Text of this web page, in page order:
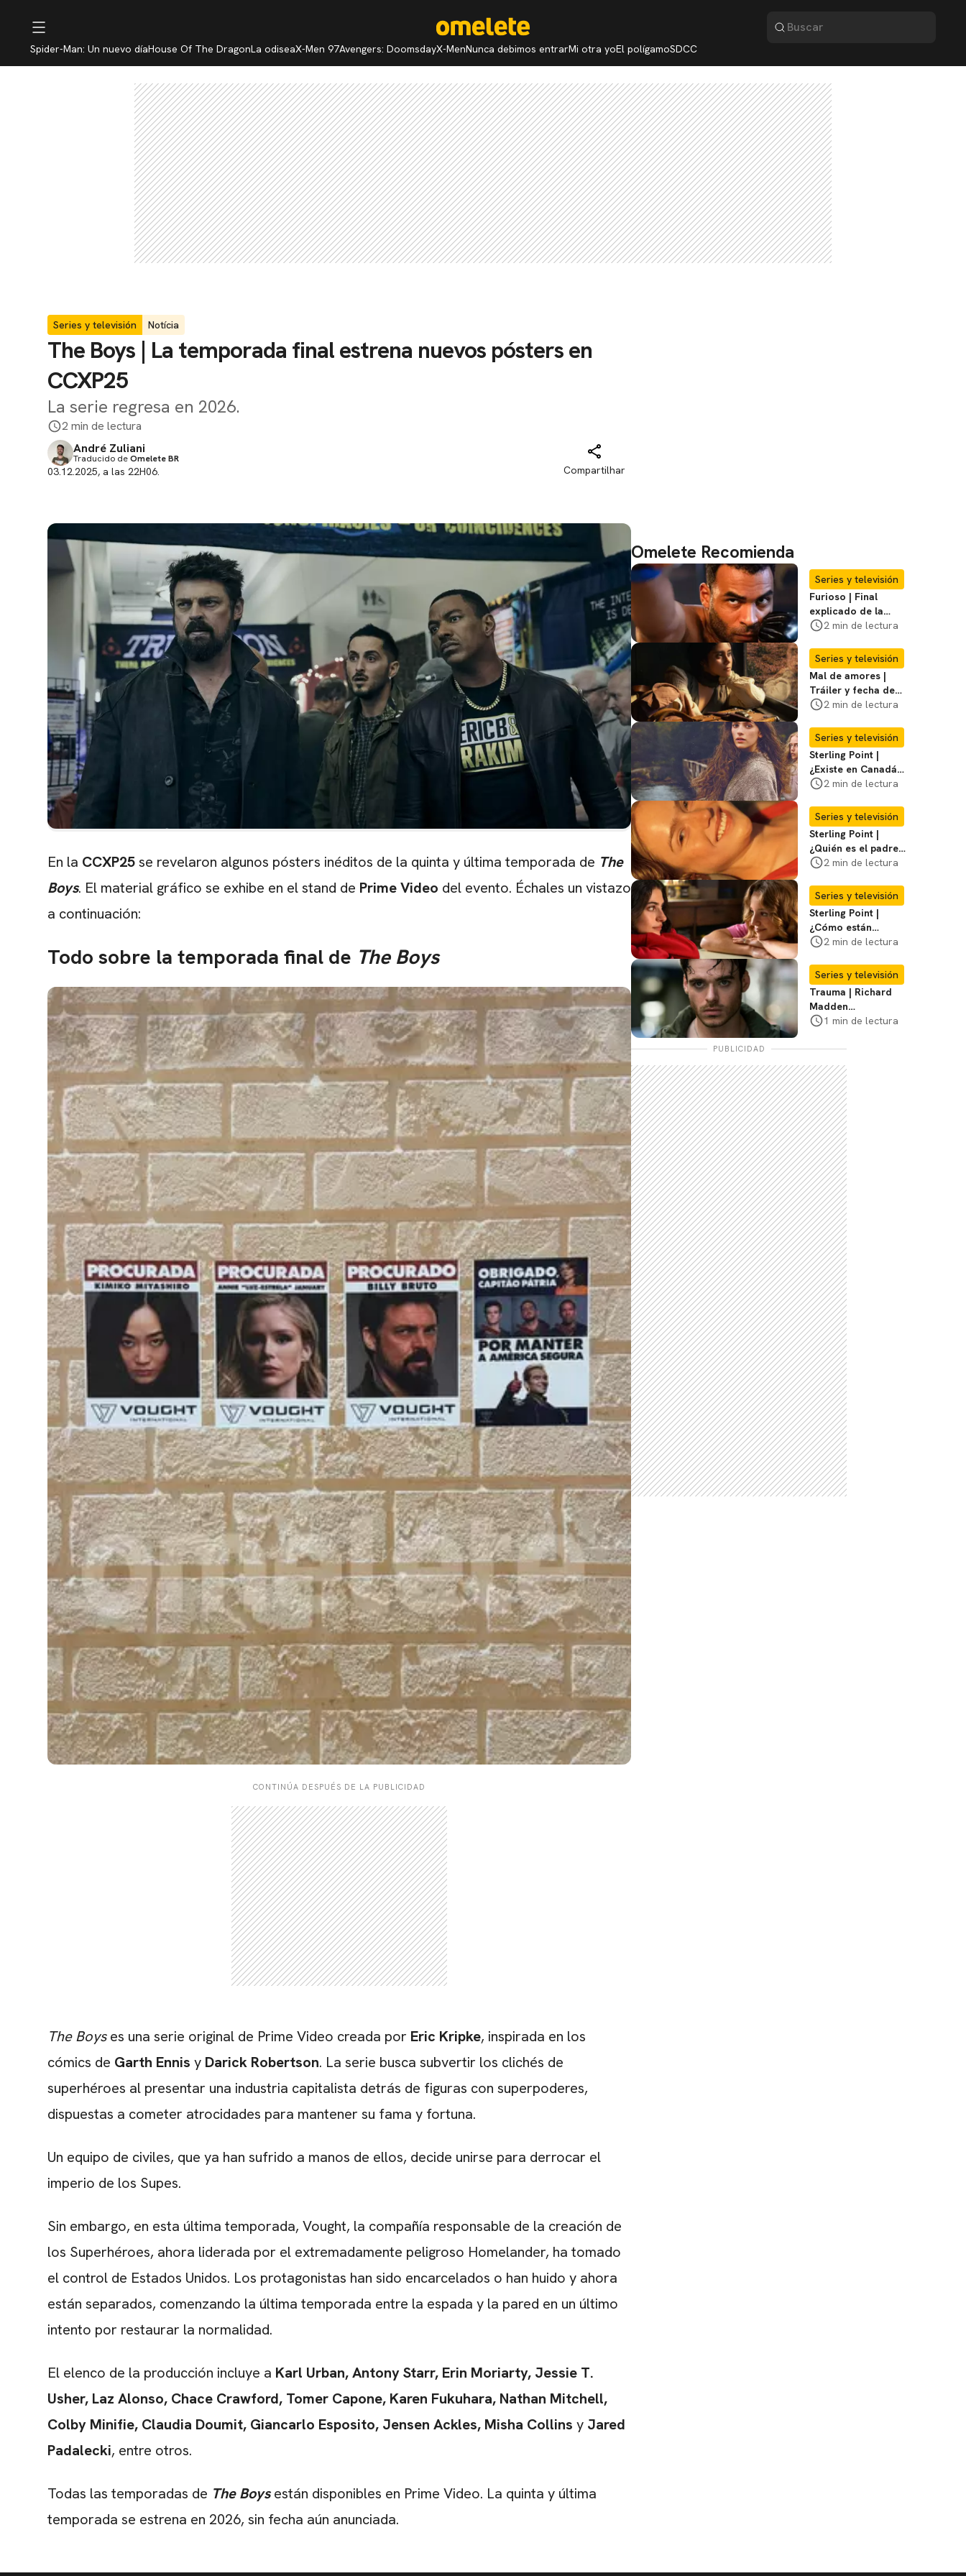
Spider-Man: Un nuevo díaHouse Of The DragonLa odiseaX-Men 97Avengers: DoomsdayX-MenNunca debimos entrarMi otra yoEl polígamoSDCC
Series y televisión Notícia
The Boys | La temporada final estrena nuevos pósters en
CCXP25
La serie regresa en 2026.
2 min de lectura
André Zuliani
Traducido deOmelete BR
03.12.2025, a las 22H06. Compartilhar
En la CCXP25se revelaron algunos pósters inéditos de la quinta y última temporada de The
Boys. El material gráfico se exhibe en el stand de Prime Video del evento. Échales un vistazo
a continuación:
Todo sobre la temporada final de The Boys
CONTINÚA DESPUÉS DE LA PUBLICIDAD
The Boyses una serie original de Prime Video creada por Eric Kripke, inspirada en los
cómics de Garth Ennis y Darick Robertson. La serie busca subvertir los clichés de
superhéroes al presentar una industria capitalista detrás de figuras con superpoderes,
dispuestas a cometer atrocidades para mantener su fama y fortuna.
Un equipo de civiles, que ya han sufrido a manos de ellos, decide unirse para derrocar el
imperio de los Supes.
Sin embargo, en esta última temporada, Vought, la compañía responsable de la creación de
los Superhéroes, ahora liderada por el extremadamente peligroso Homelander, ha tomado
el control de Estados Unidos. Los protagonistas han sido encarcelados o han huido y ahora
están separados, comenzando la última temporada entre la espada y la pared en un último
intento por restaurar la normalidad.
El elenco de la producción incluye a Karl Urban, Antony Starr, Erin Moriarty, Jessie T.
Usher, Laz Alonso, Chace Crawford, Tomer Capone, Karen Fukuhara, Nathan Mitchell,
Colby Minifie, Claudia Doumit, Giancarlo Esposito, Jensen Ackles, Misha Collins y Jared
Padalecki, entre otros.
Todas las temporadas de The Boys están disponibles en Prime Video. La quinta y última
temporada se estrena en 2026, sin fecha aún anunciada.
Omelete Recomienda
Series y televisión
Furioso | Final
explicado de la
serie brasileña de
2 min de lectura
Series y televisión
Mal de amores |
Tráiler y fecha de
estreno de la nueva
2 min de lectura
Series y televisión
Sterling Point |
¿Existe en Canadá
la isla de la que
Entérate
2 min de lectura
Series y televisión
Sterling Point |
¿Quién es el padre
biológico de
decimos
2 min de lectura
Series y televisión
Sterling Point |
¿Cómo están
conectados Annie,
Te explicamos
2 min de lectura
Series y televisión
Trauma | Richard
Madden
protagonizará serie
1 min de lectura
PUBLICIDAD
CARREGANDO PUBLICIDADE